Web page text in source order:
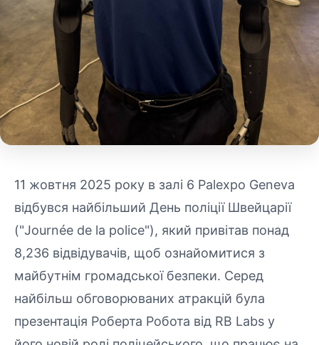
11 жовтня 2025 року в залі 6 Palexpo Geneva
відбувся найбільший День поліції Швейцарії
("Journée de la police"), який привітав понад
8,236 відвідувачів, щоб ознайомитися з
майбутнім громадської безпеки. Серед
найбільш обговорюваних атракцій була
презентація Роберта Робота від RB Labs у